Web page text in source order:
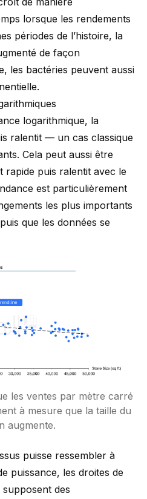
lorsque les rendements
périodes de l’histoire, la
de façon
les bactéries peuvent aussi
logarithmique, la
ralentit — un cas classique
Cela peut aussi être
rapide puis ralentit avec le
est particulièrement
les plus importants
que les données se
les ventes par mètre carré
à mesure que la taille du
augmente.
puisse ressembler à
puissance, les droites de
des